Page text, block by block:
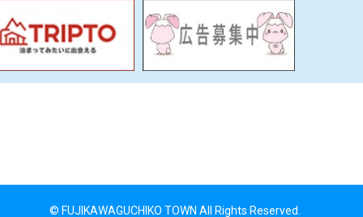
© FUJIKAWAGUCHIKO TOWN All Rights Reserved.